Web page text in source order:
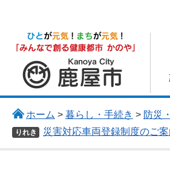
鹿屋市
ホーム > 暮らし・手続き > 防災
りれき 災害対応車両登録制度のご案